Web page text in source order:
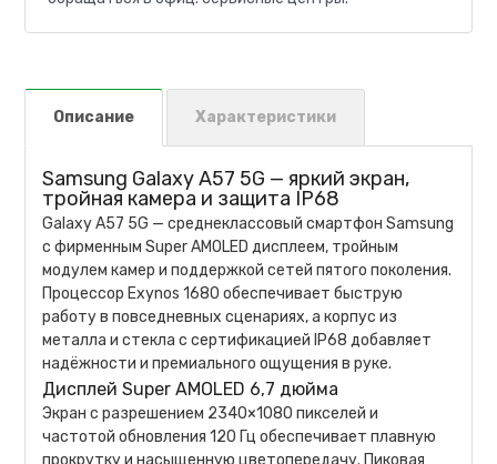
Описание Характеристики
Samsung Galaxy A57 5G — яркий экран,
тройная камера и защита IP68
Galaxy A57 5G — среднеклассовый смартфон Samsung
с фирменным Super AMOLED дисплеем, тройным
модулем камер и поддержкой сетей пятого поколения.
Процессор Exynos 1680 обеспечивает быструю
работу в повседневных сценариях, а корпус из
металла и стекла с сертификацией IP68 добавляет
надёжности и премиального ощущения в руке.
Дисплей Super AMOLED 6,7 дюйма
Экран с разрешением 2340×1080 пикселей и
частотой обновления 120 Гц обеспечивает плавную
прокрутку и насыщенную цветопередачу. Пиковая